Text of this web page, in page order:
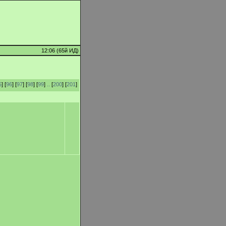
12:06 (65й ИД)
] [96] [97] [98] [99] [200] [201]